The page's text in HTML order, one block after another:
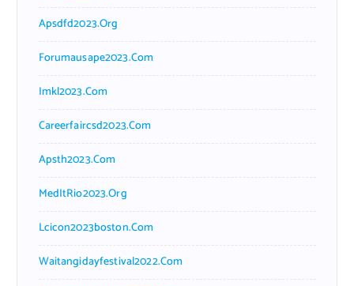
Apsdfd2023.org
Forumausape2023.com
Imkl2023.com
Careerfaircsd2023.com
Apsth2023.com
MedItRio2023.org
Lcicon2023boston.com
Waitangidayfestival2022.com